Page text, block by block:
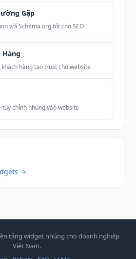
Gặp
với Schema.org tốt cho SEO
Hàng
hàng tạo trust cho website
chỉnh nhúng vào website
→
tảng widget nhúng cho doanh nghiệp
Việt Nam.